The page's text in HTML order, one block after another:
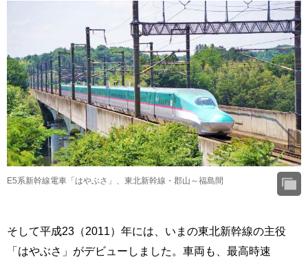
E5系新幹線電車「はやぶさ」、東北新幹線・郡山～福島間
そして平成23（2011）年には、いまの東北新幹線の主役
「はやぶさ」がデビューしました。車両も、最高時速